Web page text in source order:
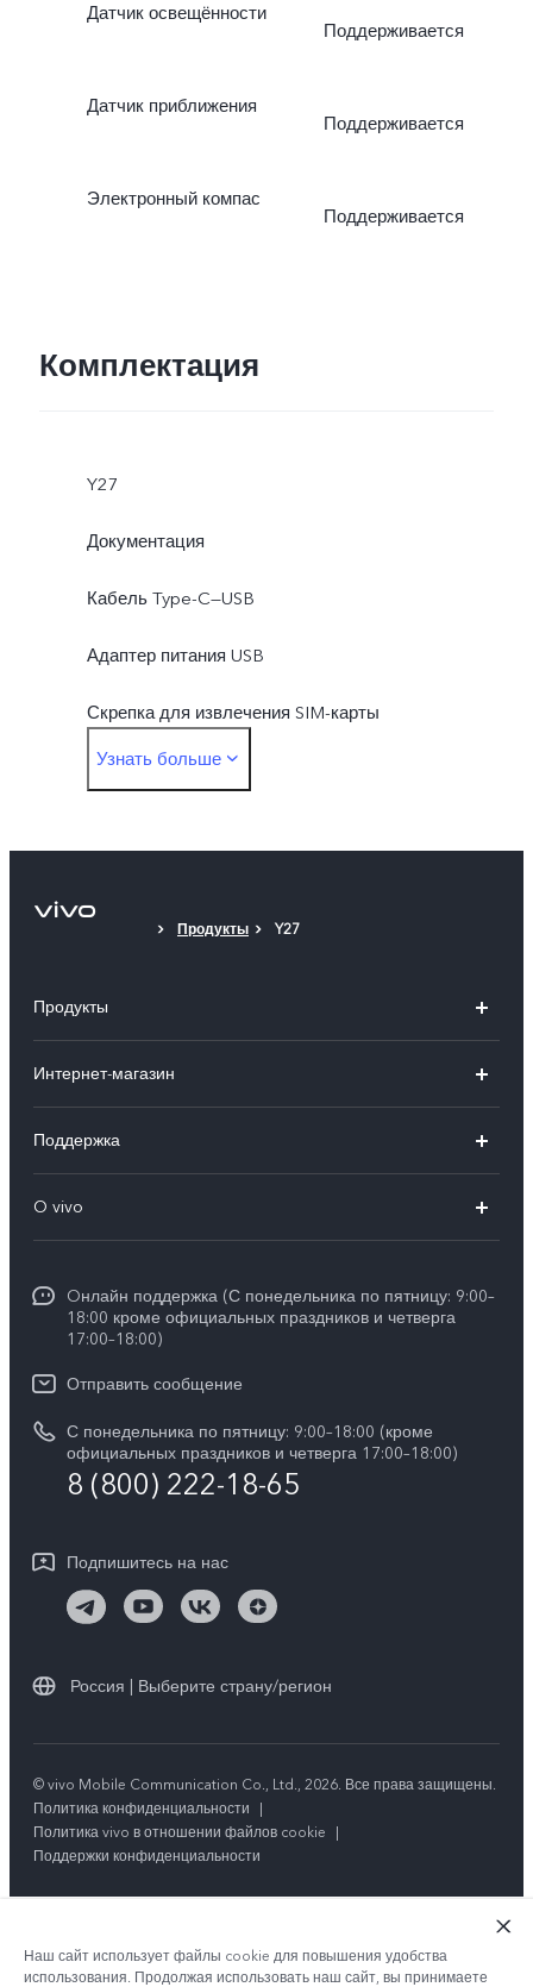
Датчик освещённости
Поддерживается
Датчик приближения
Поддерживается
Электронный компас
Поддерживается
Комплектация
Y27
Документация
Кабель Type-C—USB
Адаптер питания USB
Скрепка для извлечения SIM-карты
Защитный чехол
Узнать больше
Продукты Y27
Продукты
V70 FE
V70
Y31d
Y11d
Интернет-магазин
V60 Lite
V40 Lite
Y04s
Поддержка
Funtouch OS
Сервисные центры
IMEI аутентификация
Запрос стоимости запчастей
Обновление системы
Скачать LUT для Log-восстановления
O vivo
Пресс-центр
Карьера в vivo
Юридическая информация
О нас
Социальная ответственность
Oнлайн поддержка (С понедельника по пятницу: 9:00–
18:00 кроме официальных праздников и четверга
17:00–18:00)
Отправить сообщение
С понедельника по пятницу: 9:00–18:00 (кроме
официальных праздников и четверга 17:00–18:00)
8 (800) 222-18-65
Подпишитесь на нас
Россия | Выберите страну/регион
© vivo Mobile Communication Co., Ltd., 2026. Все права защищены.
Политика конфиденциальности
|
Политика vivo в отношении файлов cookie
|
Поддержки конфиденциальности
Наш сайт использует файлы cookie для повышения удобства
использования. Продолжая использовать наш сайт, вы принимаете